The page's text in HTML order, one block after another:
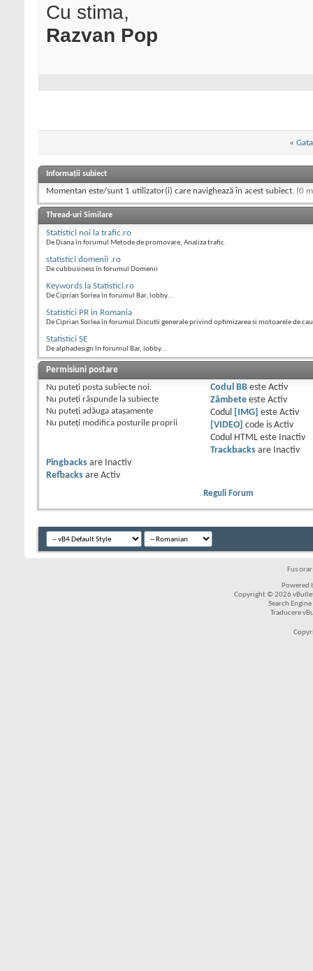
Cu stima,
Razvan Pop
« Gata
Informații subiect
Momentan este/sunt 1 utilizator(i) care navighează în acest subiect. (0
Thread-uri Similare
Statistici noi la trafic.ro
De Diana în forumul Metode de promovare, Analiza trafic.
statistici domenii .ro
De cubbusiness în forumul Domenii
Keywords la Statistici.ro
De Ciprian Sorlea în forumul Bar, lobby...
Statistici PR in Romania
De Ciprian Sorlea în forumul Discutii generale privind optimizarea si motoarele de
Statistici SE
De alphadesign în forumul Bar, lobby...
Permisiuni postare
Nu puteţi posta subiecte noi.
Nu puteţi răspunde la subiecte
Nu puteţi adăuga ataşamente
Nu puteţi modifica posturile proprii
Codul BBeste Activ
Zâmbeteeste Activ
Codul
[IMG] este Activ
[VIDEO]
code is Activ
Codul HTML este
Inactiv
Trackbacksare
Inactiv
Pingbacks are
Inactiv
Refbacks are Activ
Reguli Forum
Fus
Powered
Copyright © 2026
Search
Traducere